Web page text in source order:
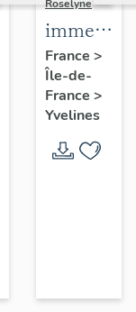
Roselyne
maisons,
fermes
France >
Île-de-
France >
Yvelines